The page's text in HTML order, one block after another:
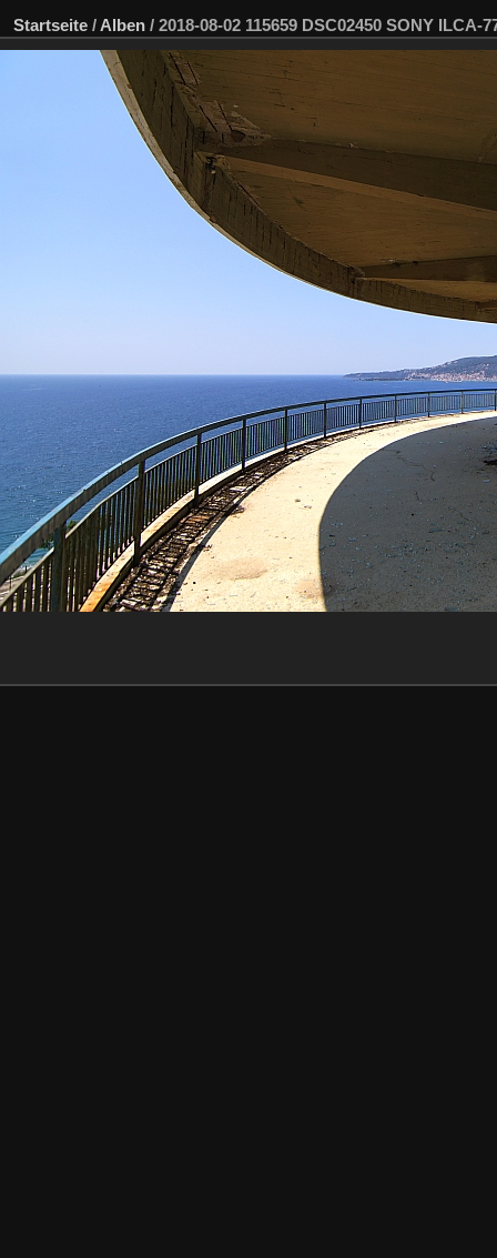
Startseite / Alben / 2018-08-02 115659 DSC02450 SONY ILCA-